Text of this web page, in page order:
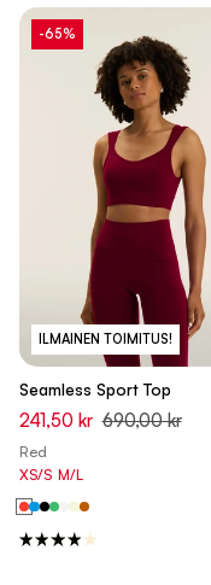
ILMAINEN TOIMITUS!
-65%
Seamless Sport Top
241,50 kr 690,00 kr
Red
XS/S M/L